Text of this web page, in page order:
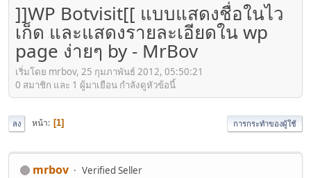
]]WP Botvisit[[ แบบแสดงชื่อในไว
เก็ด และแสดงรายละเอียดใน wp
page ง่ายๆ by - MrBov
เริ่มโดย mrbov, 25 กุมภาพันธ์ 2012, 05:50:21
0 สมาชิก และ 1 ผู้มาเยือน กำลังดูหัวข้อนี้
ลง หน้า 1 การกระทำของผู้ใช้
mrbov Verified Seller